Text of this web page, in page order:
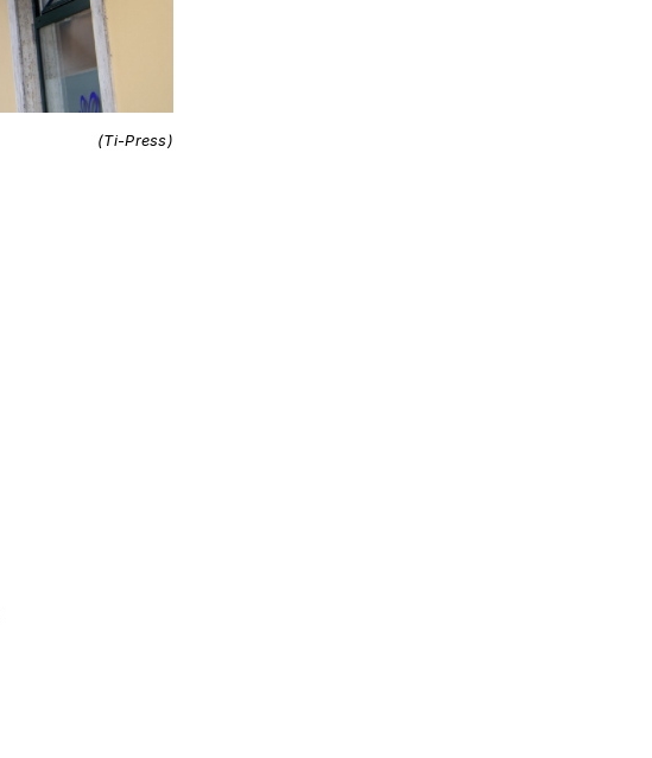
(Ti-Press)